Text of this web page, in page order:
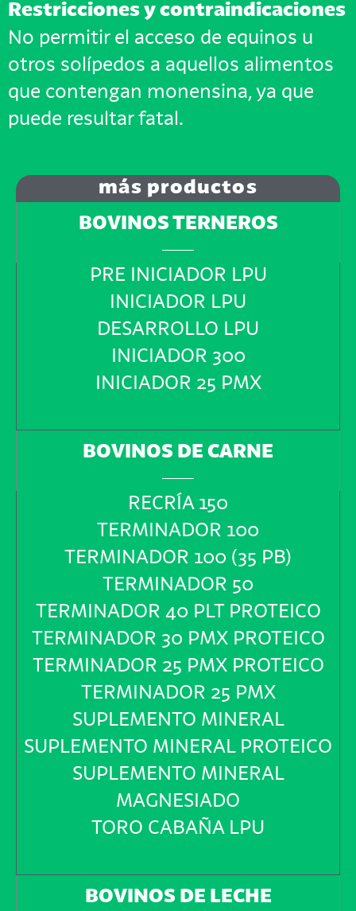
Restricciones y contraindicaciones
No permitir el acceso de equinos u
otros solípedos a aquellos alimentos
que contengan monensina, ya que
puede resultar fatal.
más productos
BOVINOS TERNEROS
PRE INICIADOR LPU
INICIADOR LPU
DESARROLLO LPU
INICIADOR 300
INICIADOR 25 PMX
BOVINOS DE CARNE
RECRÍA 150
TERMINADOR 100
TERMINADOR 100 (35 PB)
TERMINADOR 50
TERMINADOR 40 PLT PROTEICO
TERMINADOR 30 PMX PROTEICO
TERMINADOR 25 PMX PROTEICO
TERMINADOR 25 PMX
SUPLEMENTO MINERAL
SUPLEMENTO MINERAL PROTEICO
SUPLEMENTO MINERAL
MAGNESIADO
TORO CABAÑA LPU
BOVINOS DE LECHE